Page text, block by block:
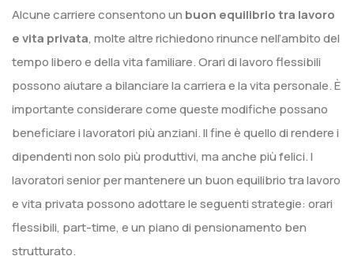
Alcune carriere consentono un buon equilibrio tra lavoro
e vita privata, molte altre richiedono rinunce nell’ambito del
tempo libero e della vita familiare. Orari di lavoro flessibili
possono aiutare a bilanciare la carriera e la vita personale. È
importante considerare come queste modifiche possano
beneficiare i lavoratori più anziani. Il fine è quello di rendere i
dipendenti non solo più produttivi, ma anche più felici. I
lavoratori senior per mantenere un buon equilibrio tra lavoro
e vita privata possono adottare le seguenti strategie: orari
flessibili, part-time, e un piano di pensionamento ben
strutturato.